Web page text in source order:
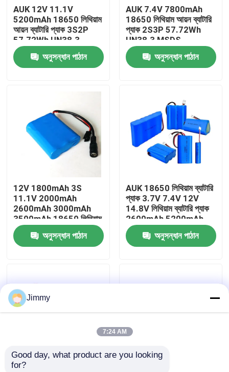
ভিডিও
কারখানা পরিদর্শন
গুণমান নিয়ন্ত্রণ
লিথিয়াম পলিমার ব্যাটারি
ছোট লিপো ব্যাটারি
AUK 12V 11.1V
5200mAh 18650 লিথিয়াম
আয়ন ব্যাটারি প্যাক 3S2P
57.72Wh UN38.3
MSDS IEC62133 এর
সাথে পাওয়ার টুলসের জন্য
অনুসন্ধান পাঠান
AUK 7.4V 7800mAh
18650 লিথিয়াম আয়ন ব্যাটারি
প্যাক 2S3P 57.72Wh
UN38.3 MSDS
IEC62133 সহ পাওয়ার
টুলসের জন্যঅনুসন্ধান পাঠান
12V 1800mAh 3S
11.1V 2000mAh
2600mAh 3000mAh
3500mAh 18650 লিথিয়াম
ব্যাটারি প্যাক পাওয়ার টুলসের
জন্য
অনুসন্ধান পাঠান
AUK 18650 লিথিয়াম ব্যাটারি
প্যাক 3.7V 7.4V 12V
14.8V লিথিয়াম ব্যাটারি প্যাক
2600mAh 5200mAh
7800mAh 10400mAh
6400mAh 9000mAh
অনুসন্ধান পাঠান
18650 ব্যাটারি প্যাক
Jimmy
7:24 AM
Good day, what product are you looking
for?